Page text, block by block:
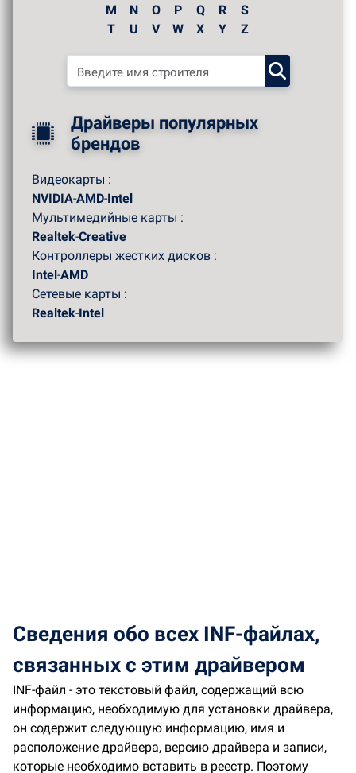
M
N O P Q R
S
T
U V W X Y Z
Драйверы популярных
брендов
Видеокарты :
NVIDIA-AMD-Intel
Мультимедийные карты :
Realtek-Creative
Контроллеры жестких дисков :
Intel-AMD
Сетевые карты :
Realtek-Intel
Сведения обо всех INF-файлах,
связанных с этим драйвером
INF-файл - это текстовый файл, содержащий всю
информацию, необходимую для установки драйвера,
он содержит следующую информацию, имя и
расположение драйвера, версию драйвера и записи,
которые необходимо вставить в реестр. Поэтому